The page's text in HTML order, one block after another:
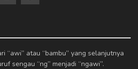
“awi” atau “bambu” yang selanjutnya
sengau “ng” menjadi “ngawi”.